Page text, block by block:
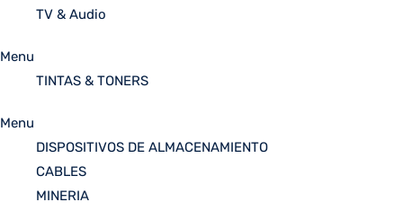
TV & Audio
Menu
TINTAS & TONERS
Menu
DISPOSITIVOS DE ALMACENAMIENTO
CABLES
MINERIA